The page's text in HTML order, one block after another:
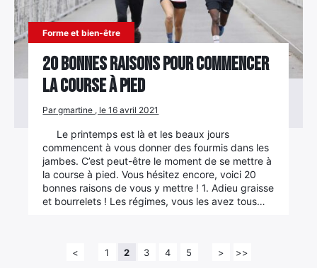
Forme et bien-être
20 bonnes raisons pour commencer
la course à pied
Par gmartine , le 16 avril 2021
Le printemps est là et les beaux jours
commencent à vous donner des fourmis dans les
jambes. C’est peut-être le moment de se mettre à
la course à pied. Vous hésitez encore, voici 20
bonnes raisons de vous y mettre ! 1. Adieu graisse
et bourrelets ! Les régimes, vous les avez tous…
< 1 2 3 4 5 > >>